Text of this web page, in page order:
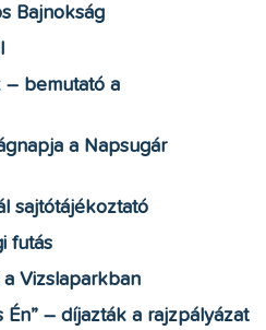
Bajnokság
– bemutató a
a Napsugár
sajtótájékoztató
futás
Vizslaparkban
Én” – díjazták a rajzpályázat